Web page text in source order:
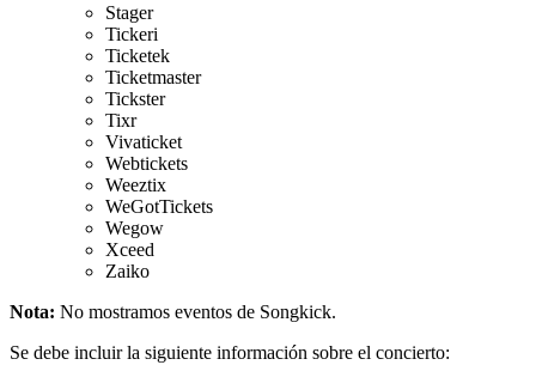
Stager
Tickeri
Ticketek
Ticketmaster
Tickster
Tixr
Vivaticket
Webtickets
Weeztix
WeGotTickets
Wegow
Xceed
Zaiko
Nota: No mostramos eventos de Songkick.
Se debe incluir la siguiente información sobre el concierto: